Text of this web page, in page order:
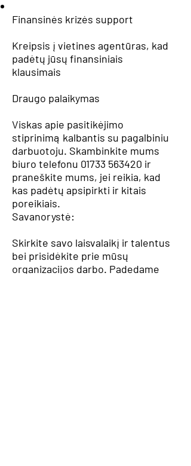
Finansinės krizės support
Kreipsis į vietines agentūras, kad
padėtų jūsų finansiniais
klausimais
Draugo palaikymas
Viskas apie pasitikėjimo
stiprinimą kalbantis su pagalbiniu
darbuotoju. Skambinkite mums
biuro telefonu 01733 563420 ir
praneškite mums, jei reikia, kad
kas padėtų apsipirkti ir kitais
poreikiais.
Savanorystė:
Skirkite savo laisvalaikį ir talentus
bei prisidėkite prie mūsų
organizacijos darbo. Padedame